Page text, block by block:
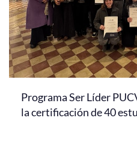
Programa Ser Líder
la certificación de 40